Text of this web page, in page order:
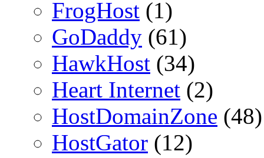
FrogHost (1)
GoDaddy (61)
HawkHost (34)
Heart Internet (2)
HostDomainZone (48)
HostGator (12)